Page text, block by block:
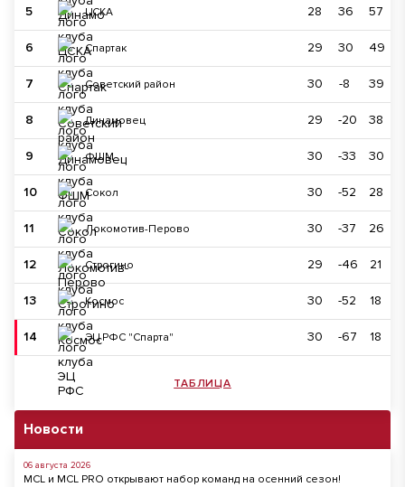
5 ЦСКА 28 36 57
6 Спартак 29 30 49
7 Советский район 30 -8 39
8 Динамовец 29 -20 38
9 ФШМ 30 -33 30
10 Сокол 30 -52 28
11 Локомотив-Перово 30 -37 26
12 Строгино 29 -46 21
13 Космос 30 -52 18
14 ЭЦ РФС "Спарта" 30 -67 18
ТАБЛИЦА
Новости
06 августа 2026
MCL и MCL PRO открывают набор команд на осенний сезон!